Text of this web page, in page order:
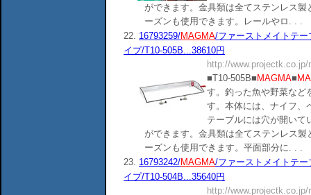
ができます。金具類は全てステンレス
ーズンも使用できます。レールやロ. . .
22. 16793259/MAGMA/ファーストメイトテ
イプ/T10-505B...38610円
http://
■T10-505B■ MAGMA■
す。釣った魚や野菜など
す。本体には、ナイフ、
テーブルには穴が開いて
ができます。金具類は全てステンレス
ーズンも使用できます。平面部分に. . .
23. 16793242/MAGMA/ファーストメイトテ
イプ/T10-504B...35640円
http://